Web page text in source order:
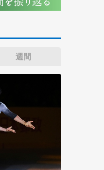
週間